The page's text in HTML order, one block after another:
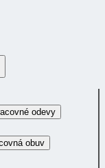
odevy
obuv